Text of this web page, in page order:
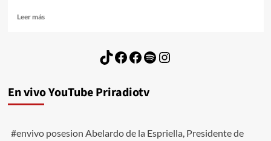
Leer másLeer
Colombia
2024.
TikTok
Facebook
Facebook
Spotify
Instagram
En vivo YouTube Priradiotv
#envivo posesion Abelardo de la Espriella, Presidente de